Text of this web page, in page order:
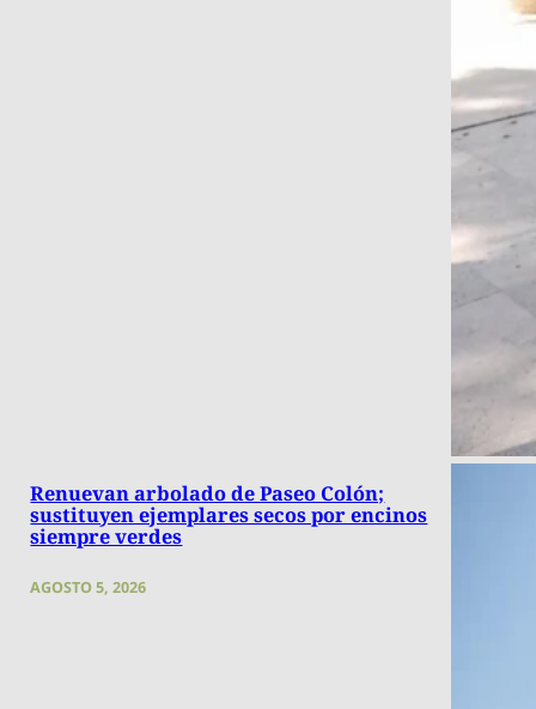
Renuevan arbolado de Paseo Colón;
sustituyen ejemplares secos por encinos
siempre verdes
AGOSTO 5, 2026